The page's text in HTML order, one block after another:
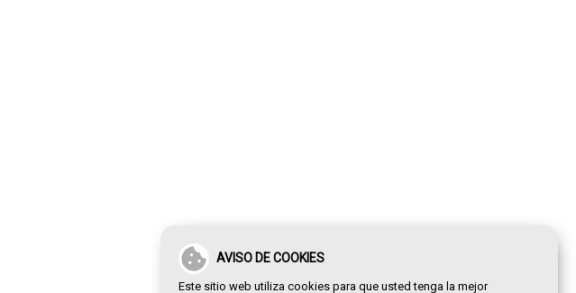
AVISO DE COOKIES
Este sitio web utiliza cookies para que usted tenga la mejor